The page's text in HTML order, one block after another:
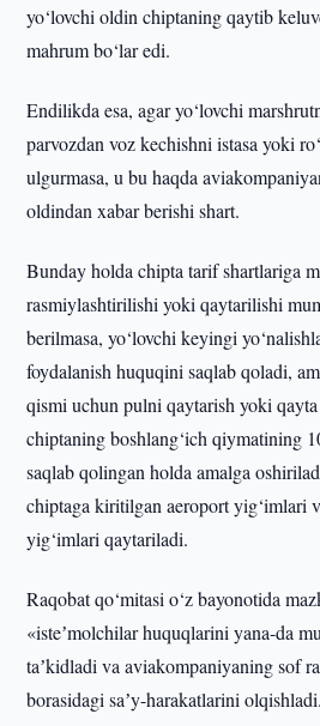
yo‘lovchi oldin chiptaning qaytib
mahrum bo‘lar edi.
Endilikda esa, agar yo‘lovchi
parvozdan voz kechishni istasa yoki
ulgurmasa, u bu haqda
oldindan xabar berishi shart.
Bunday holda chipta tarif shartlariga
rasmiylashtirilishi yoki qaytarilishi
berilmasa, yo‘lovchi keyingi
foydalanish huquqini saqlab qoladi,
qismi uchun pulni qaytarish yoki
chiptaning boshlang‘ich qiymatining
saqlab qolingan holda amalga
chiptaga kiritilgan aeroport yig‘imlari
yig‘imlari qaytariladi.
Raqobat qo‘mitasi o‘z bayonotida
«isteʼmolchilar huquqlarini yana-da
taʼkidladi va aviakompaniyaning sof
borasidagi saʼy-harakatlarini olqishladi.